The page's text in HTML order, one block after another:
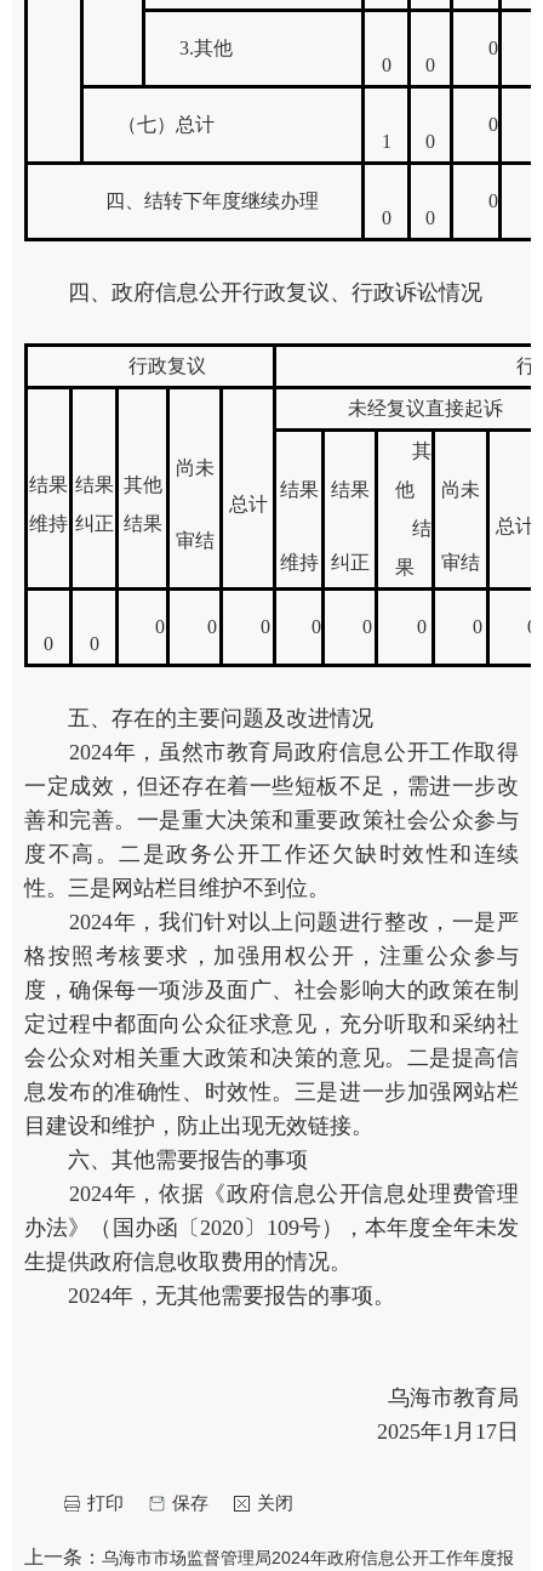
3.其他
0
0
0
（七）总计
1
0
0
四、结转下年度继续办理
0
0
0
四、政府信息公开行政复议、行政诉讼情况
行政复议 行
结果
维持
结果
纠正
其他
结果
尚未
审结
总计
未经复议直接起诉
结果
维持
结果
纠正
其
他
结
果
尚未
审结
总计
0 0
0 0 0 0 0 0 0 0
五、存在的主要问题及改进情况
2024年，虽然市教育局政府信息公开工作取得
一定成效，但还存在着一些短板不足，需进一步改
善和完善。一是重大决策和重要政策社会公众参与
度不高。二是政务公开工作还欠缺时效性和连续
性。三是网站栏目维护不到位。
2024年，我们针对以上问题进行整改，一是严
格按照考核要求，加强用权公开，注重公众参与
度，确保每一项涉及面广、社会影响大的政策在制
定过程中都面向公众征求意见，充分听取和采纳社
会公众对相关重大政策和决策的意见。二是提高信
息发布的准确性、时效性。三是进一步加强网站栏
目建设和维护，防止出现无效链接。
六、其他需要报告的事项
2024年，依据《政府信息公开信息处理费管理
办法》（国办函〔2020〕109号），本年度全年未发
生提供政府信息收取费用的情况。
2024年，无其他需要报告的事项。
乌海市教育局
2025年1月17日
关闭
保存
打印
上一条： 乌海市市场监督管理局2024年政府信息公开工作年度报